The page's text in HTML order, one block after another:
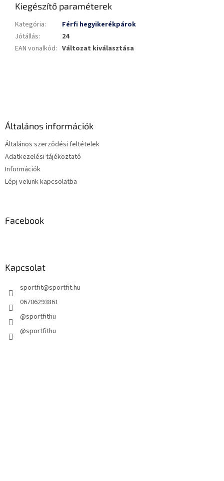
Kiegészítő paraméterek
Kategória:
Férfi hegyikerékpárok
Jótállás:
24
EAN vonalkód: Változat kiválasztása
Általános információk
Általános szerződési feltételek
Adatkezelési tájékoztató
Információk
Lépj velünk kapcsolatba
Facebook
Kapcsolat
sportfit@sportfit.hu
06706293861
@sportfithu
@sportfithu